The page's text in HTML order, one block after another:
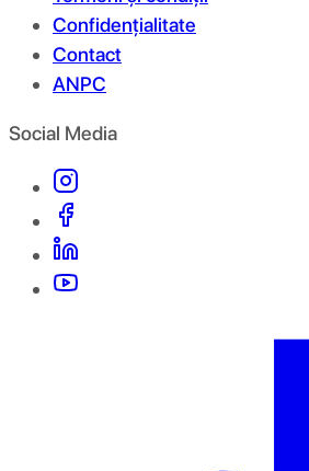
Confidențialitate
Contact
ANPC
Social Media